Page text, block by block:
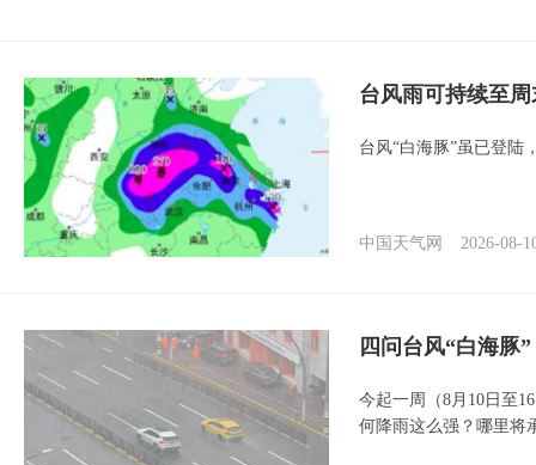
台风雨可持续至
台风“白海豚”虽已登陆
中国天气网 2026-08-
四问台风“白海豚
今起一周（8月10日至
何降雨这么强？哪里将